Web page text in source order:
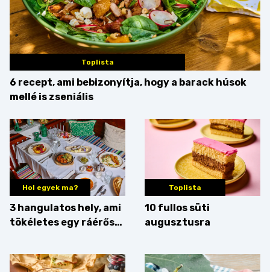
Toplista
6 recept, ami bebizonyítja, hogy a barack húsok
mellé is zseniális
Hol egyek ma?
3 hangulatos hely, ami
tökéletes egy ráérős
Toplista
10 fullos süti
augusztusra